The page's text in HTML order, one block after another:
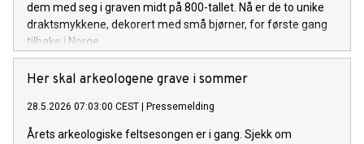
dem med seg i graven midt på 800-tallet. Nå er de to unike
draktsmykkene, dekorert med små bjørner, for første gang
tilbake i Norge.
Her skal arkeologene grave i sommer
28.5.2026 07:03:00 CEST Pressemelding
Årets arkeologiske feltsesongen er i gang. Sjekk om